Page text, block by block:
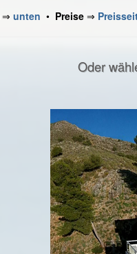
⇒ unten • Preise ⇒
Oder